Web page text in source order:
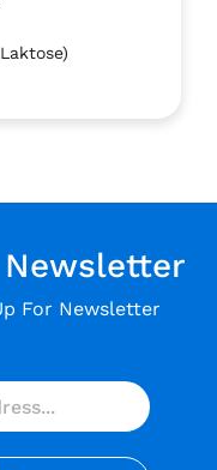
Newsletter
For Newsletter